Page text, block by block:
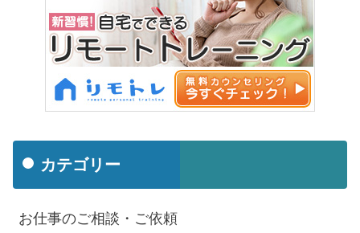
カテゴリー
お仕事のご相談・ご依頼